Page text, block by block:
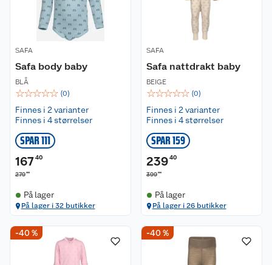
SAFA
Safa body baby
BLÅ
☆☆☆☆☆ (0)
Finnes i 2 varianter
Finnes i 4 størrelser
SPAR 111
16740
27900
På lager
På lager i 32 butikker
SAFA
Safa nattdrakt baby
BEIGE
☆☆☆☆☆ (0)
Finnes i 2 varianter
Finnes i 4 størrelser
SPAR 159
23940
39900
På lager
På lager i 26 butikker
-40 % -40 %